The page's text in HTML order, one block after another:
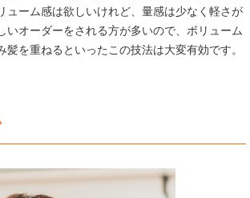
ューム感は欲しいけれど、量感は少なく軽さが
いオーダーをされる方が多いので、ボリューム
髪を重ねるといったこの技法は大変有効です。